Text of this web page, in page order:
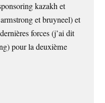
kazakh et
et bruyneel) et
forces (j’ai dit
pour la deuxième